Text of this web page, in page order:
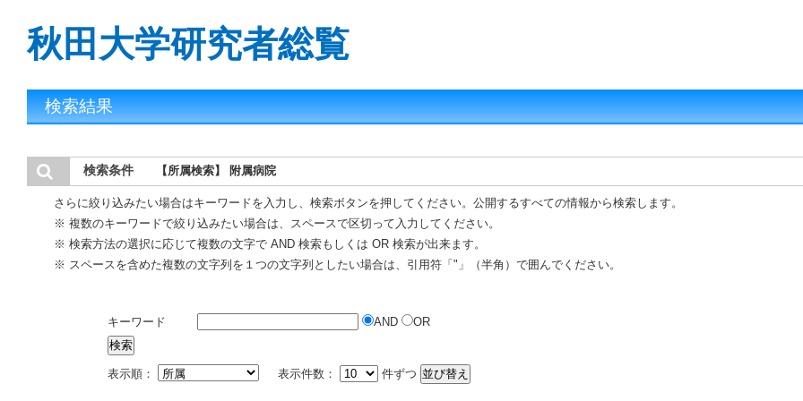
秋田大学研究者総覧
検索結果
検索条件 【所属検索】 附属病院
さらに絞り込みたい場合はキーワードを入力し、検索ボタンを押してください。公開するすべての情報から検索します。
※ 複数のキーワードで絞り込みたい場合は、スペースで区切って入力してください。
※ 検索方法の選択に応じて複数の文字で AND 検索もしくは OR 検索が出来ます。
※ スペースを含めた複数の文字列を１つの文字列としたい場合は、引用符「"」（半角）で囲んでください。
キーワード AND OR
表示順： 表示件数： 件ずつ